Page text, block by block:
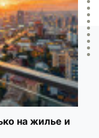
на жилье и